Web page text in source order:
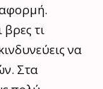
τι
να
Στα